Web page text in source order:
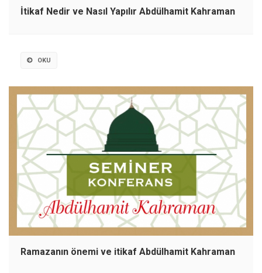
İtikaf Nedir ve Nasıl Yapılır Abdülhamit Kahraman
OKU
Ramazanın önemi ve itikaf Abdülhamit Kahraman